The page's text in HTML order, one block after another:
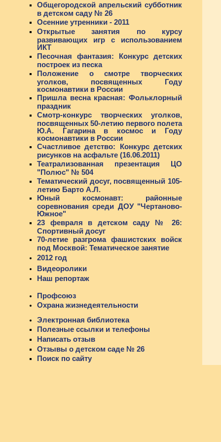
Общегородской апрельский субботник
в детском саду № 26
Осенние утренники - 2011
Открытые занятия по курсу
развивающих игр с использованием
ИКТ
Песочная фантазия: Конкурс детских
построек из песка
Положение о смотре творческих
уголков, посвященных Году
космонавтики в России
Пришла весна красная: Фольклорный
праздник
Смотр-конкурс творческих уголков,
посвященных 50-летию первого полета
Ю.А. Гагарина в космос и Году
космонавтики в России
Счастливое детство: Конкурс детских
рисунков на асфальте (16.06.2011)
Театрализованная презентация ЦО
"Полюс" № 504
Тематический досуг, посвященный 105-
летию Барто А.Л.
Юный космонавт: районные
соревнования среди ДОУ "Чертаново-
Южное"
23 февраля в детском саду № 26:
Спортивный досуг
70-летие разгрома фашистских войск
под Москвой: Тематическое занятие
2012 год
Видеоролики
Наш репортаж
Профсоюз
Охрана жизнедеятельности
Электронная библиотека
Полезные ссылки и телефоны
Написать отзыв
Отзывы о детском саде № 26
Поиск по сайту